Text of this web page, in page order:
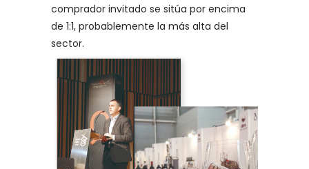
comprador invitado se sitúa por encima
de 1:1, probablemente la más alta del
sector.